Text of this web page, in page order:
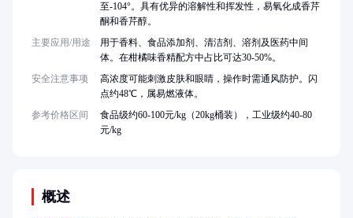
概述
至-104°。具有优异的溶解性和挥发性，易氧化成香芹
酮和香芹醇。
主要应用/用途
用于香料、食品添加剂、清洁剂、溶剂及医药中间
体。在柑橘味香精配方中占比可达30-50%。
安全注意事项
高浓度可能刺激皮肤和眼睛，操作时需通风防护。闪
点约48℃，属易燃液体。
参考价格区间
食品级约60-100元/kg（20kg桶装），工业级约40-80
元/kg